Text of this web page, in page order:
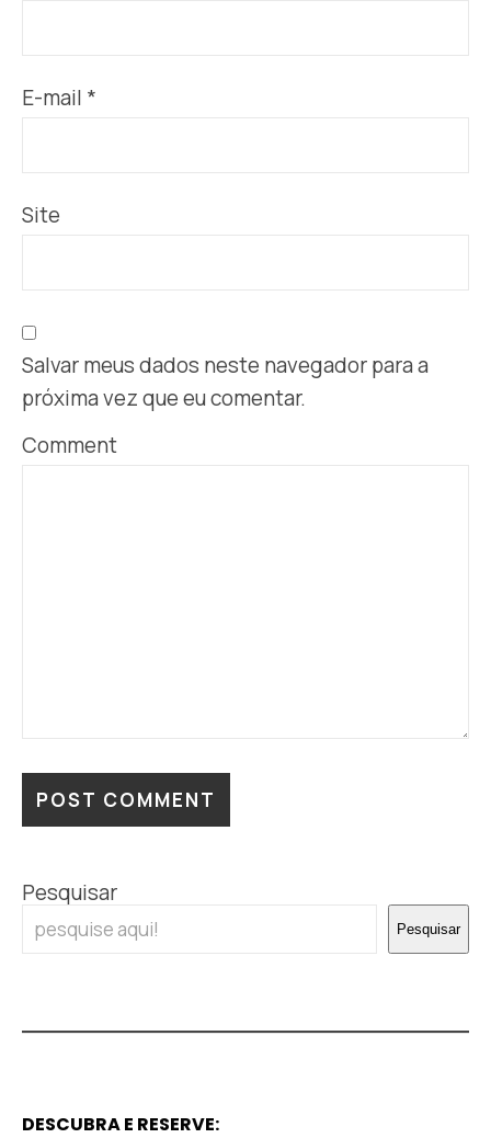
E-mail *
Site
Salvar meus dados neste navegador para a
próxima vez que eu comentar.
Comment
Pesquisar
Pesquisar
DESCUBRA E RESERVE: